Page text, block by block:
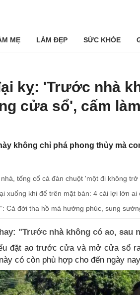
MẸ LÀM ĐẸP SỨC KHỎE
kỵ: 'Trước nhà
cửa sổ', cấm
không chỉ phá phong thủy mà
tống cổ cả đàn chuột 'một đi không trở
xuống khi để trên mặt bàn: 4 cái lợi lớn ai
Cả đời tha hồ mà hưởng phúc, sung
"Trước nhà không có ao, sau
đặt ao trước cửa và mở cửa sổ
có còn phù hợp cho đến ngày